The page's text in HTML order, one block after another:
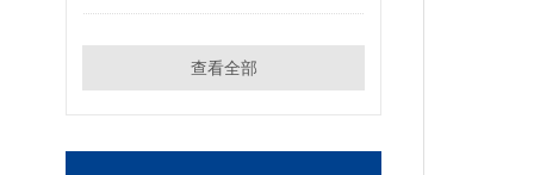
查看全部